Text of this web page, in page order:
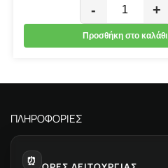
- +
Προσθήκη στο καλάθι
ΠΛΗΡΟΦΟΡΙΕΣ
⏰